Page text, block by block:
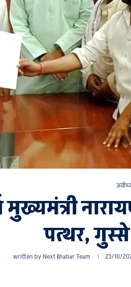
मुख्यमंत्री
पत्थर,
written byNext Khabar Team 23/10/